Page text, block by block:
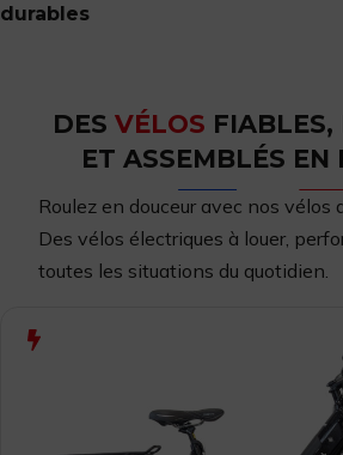
durables
DES VÉLOS FIABLES,
ET ASSEMBLÉS EN
Roulez en douceur avec nos vélos
Des vélos électriques à louer,
toutes les situations du quotidien.